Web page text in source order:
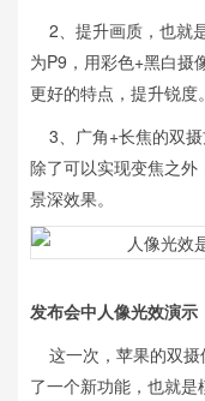
2、提升画质，也就
为P9，用彩色+黑白摄
更好的特点，提升锐度。
3、广角+长焦的双
除了可以实现变焦之
景深效果。
发布会中人像光效演示
这一次，苹果的双摄
了一个新功能，也就